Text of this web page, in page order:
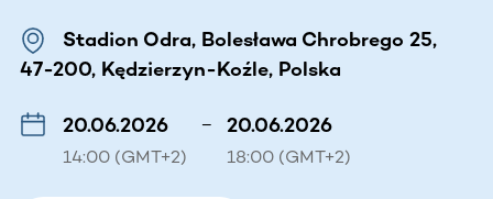
Stadion Odra, Bolesława Chrobrego 25,
47-200, Kędzierzyn-Koźle, Polska
20.06.2026
14:00 (GMT+2)
– 20.06.2026
18:00 (GMT+2)